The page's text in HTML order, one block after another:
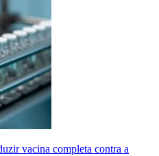
vacina completa contra a